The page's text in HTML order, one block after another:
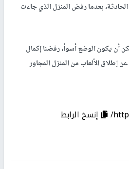
بعدما رفض المنزل الذي جاءت
يكون الوضع أسوأ، رفضنا إكمال
إطلاق الألعاب من المنزل المجاور
إنسخ الرابط